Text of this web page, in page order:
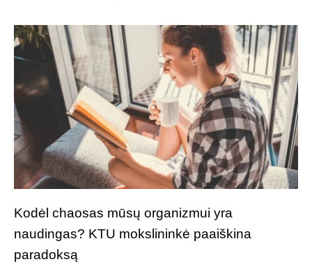
Kodėl chaosas mūsų organizmui yra
naudingas? KTU mokslininkė paaiškina
paradoksą